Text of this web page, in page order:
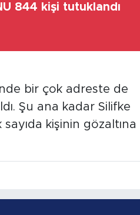
844 kişi tutuklandı
bir çok adreste de
Şu ana kadar Silifke
kişinin gözaltına